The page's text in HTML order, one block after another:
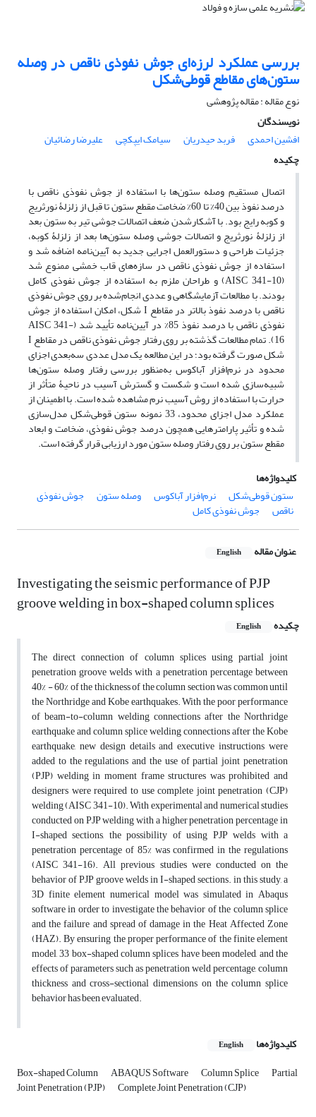
بررسی عملکرد لرزه‌ای جوش نفوذی ناقص در وصله
ستون‌های مقاطع قوطی‌شکل
نوع مقاله : مقاله پژوهشی
نویسندگان
افشین احمدی
فربد حیدریان سیامک ایپکچی
علیرضا رضائیان
چکیده
اتصال مستقیم وصله ستون‌ها با استفاده از جوش نفوذی ناقص با
درصد نفوذ بین 40% تا 60% ضخامت مقطع ستون تا قبل از زلزلۀ نورثریج
و کوبه رایج بود. با آشکارشدن ضعف اتصالات جوشی تیر به ستون بعد
از زلزلۀ نورثریج و اتصالات جوشی وصله ستون‌ها بعد از زلزلۀ کوبه،
جزئیات طراحی و دستورالعمل اجرایی جدید به آیین‌نامه اضافه شد و
استفاده از جوش نفوذی ناقص در سازه‌های قاب خمشی ممنوع شد
(
AISC 341-10) و طراحان ملزم به استفاده از جوش نفوذی کامل
بودند.با مطالعات آزمایشگاهی و عددی انجام‌شده بر روی جوش نفوذی
ناقص با درصد نفوذ بالاتر در مقاطع Iشکل، امکان استفاده از جوش
نفوذی ناقص با درصد نفوذ 85% در آیین‌نامه تأیید شد ( AISC 341-
16). تمام مطالعات گذشته بر روی رفتار جوش نفوذی ناقص در مقاطعI
شکل صورت گرفته بود؛ در این مطالعه یک مدل عددی سه‌بعدی اجزای
محدود در نرم‌افزار آباکوس به‌منظور بررسی رفتار وصله ستون‌ها
شبیه‌سازی شده است و شکست و گسترش آسیب در ناحیۀ متأثر از
حرارت با استفاده از روش آسیب نرم مشاهده شده است. با اطمینان از
عملکرد مدل اجزای محدود، 33 نمونه ستون قوطی‌شکل مدل‌سازی
شده و تأثیر پارامترهایی همچون درصد جوش نفوذی، ضخامت و ابعاد
مقطع ستون بر روی رفتار وصله ستون مورد ارزیابی قرار گرفته است.
کلیدواژه‌ها
ستون قوطی‌شکل
نرم‌افزار آباکوس وصله ستون جوش نفوذی
ناقص جوش نفوذی کامل
عنوان مقاله English
Investigating the seismic performance of PJP
groove welding in box-shaped column splices
چکیده English
The direct connection of column splices using partial joint
penetration groove welds with a penetration percentage between
40% - 60% of the thickness of the column section was common until
the Northridge and Kobe earthquakes. With the poor performance
of beam-to-column welding connections after the Northridge
earthquake and column splice welding connections after the Kobe
earthquake, new design details and executive instructions were
added to the regulations and the use of partial joint penetration
(PJP) welding in moment frame structures was prohibited and
designers were required to use complete joint penetration (CJP)
welding (AISC 341-10). With experimental and numerical studies
conducted on PJP welding with a higher penetration percentage in
I-shaped sections, the possibility of using PJP welds with a
penetration percentage of 85% was confirmed in the regulations
(AISC 341-16). All previous studies were conducted on the
behavior of PJP groove welds in I-shaped sections. in this study, a
3D finite element numerical model was simulated in Abaqus
software in order to investigate the behavior of the column splice
and the failure and spread of damage in the Heat Affected Zone
(HAZ). By ensuring the proper performance of the finite element
model, 33 box-shaped column splices have been modeled, and the
effects of parameters such as penetration weld percentage, column
thickness and cross-sectional dimensions on the column splice
behavior has been evaluated.
کلیدواژه‌ها English
Box-shaped Column ABAQUS Software Column Splice Partial
Joint Penetration (PJP) Complete Joint Penetration (CJP)